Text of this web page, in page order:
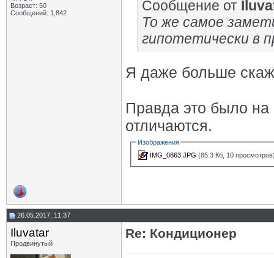
Возраст: 50
Сообщений: 1,842
Сообщение от
То же самое
гипотетически в
Я даже больше
Правда это было
отличаются.
Изображения
IMG_0863.JPG (85.3 Кб, 10
26.05.2017, 11:37
Iluvatar
Продвинутый
Re: Кондиционер